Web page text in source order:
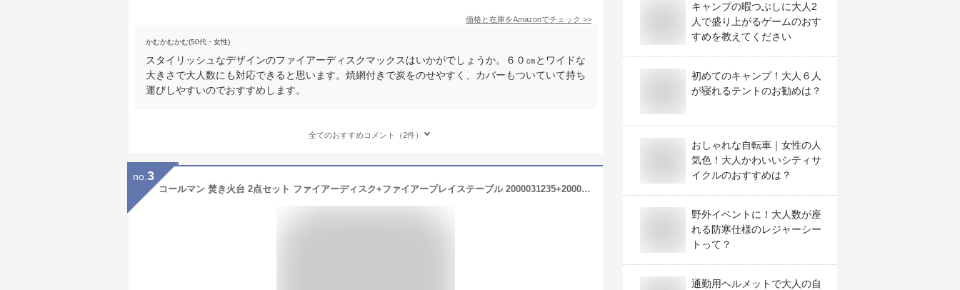
価格と在庫をAmazonでチェック >>
かむかむかむ(50代・女性)
スタイリッシュなデザインのファイアーディスクマックスはいかがでしょうか。６０㎝とワイドな
大きさで大人数にも対応できると思います。焼網付きで炭をのせやすく、カバーもついていて持ち
運びしやすいのでおすすめします。
全てのおすすめコメント（2件）
no. 3
コールマン 焚き火台 2点セット ファイアーディスク+ファイアープレイステーブル 2000031235+2000010397 Coleman
キャンプの暇つぶしに大人2
人で盛り上がるゲームのおす
すめを教えてください
初めてのキャンプ！大人６人
が寝れるテントのお勧めは？
おしゃれな自転車｜女性の人
気色！大人かわいいシティサ
イクルのおすすめは？
野外イベントに！大人数が座
れる防寒仕様のレジャーシー
トって？
通勤用ヘルメットで大人の自